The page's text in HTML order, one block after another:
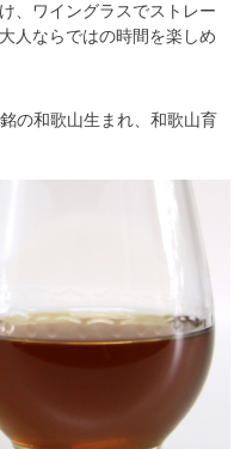
、ワイングラスでストレー
人ならではの時間を楽しめ
の和歌山生まれ、和歌山育